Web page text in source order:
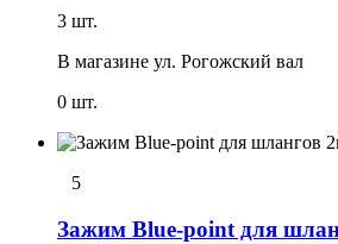
3 шт.
В магазине ул. Рогожский вал
0 шт.
5
Зажим Blue-point для